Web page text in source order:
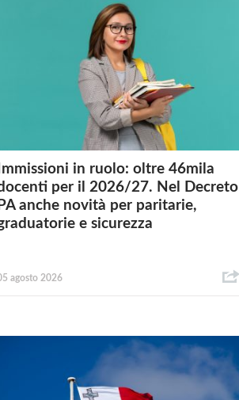
Immissioni in ruolo: oltre 46mila
per il 2026/27. Nel Decreto
PA anche novità per paritarie,
e sicurezza
agosto 2026